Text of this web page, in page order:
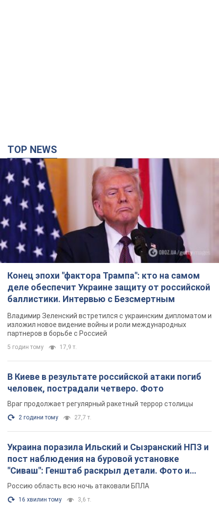
Конец эпохи "фактора Трампа": кто на самом
деле обеспечит Украине защиту от российской
баллистики. Интервью с Безсмертным
Владимир Зеленский встретился с украинским дипломатом и
изложил новое видение войны и роли международных
партнеров в борьбе с Россией
5 годин тому
В Киеве в результате российской атаки погиб
человек, пострадали четверо. Фото
Враг продолжает регулярный ракетный террор столицы
2 години тому 27,7 т.
Украина поразила Ильский и Сызранский НПЗ и
пост наблюдения на буровой установке
"Сиваш": Генштаб раскрыл детали. Фото и
видео
Россию область всю ночь атаковали БПЛА
16 хвилин тому 3,6 т.